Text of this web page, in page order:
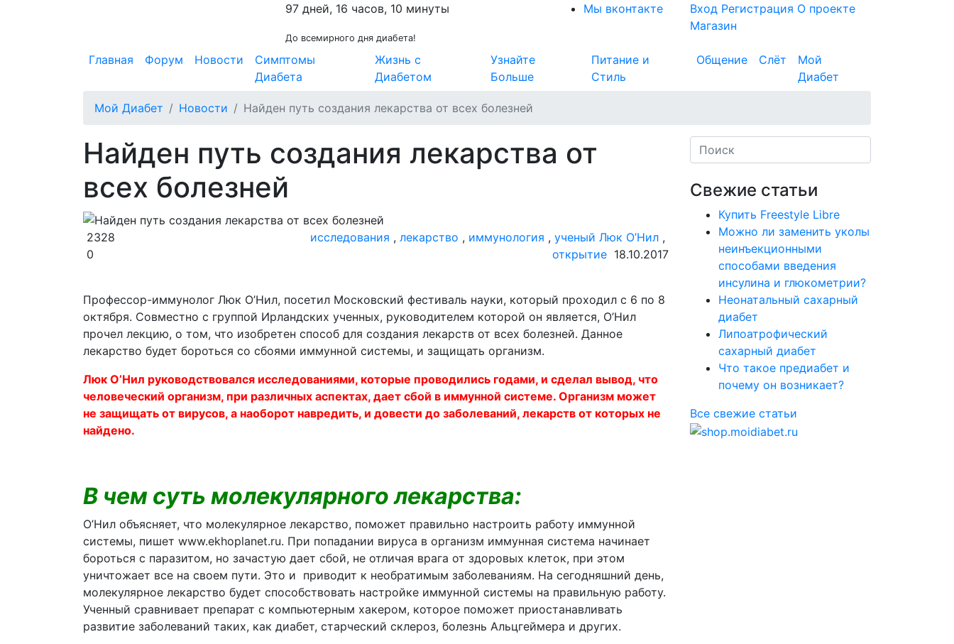
97 дней, 16 часов, 10 минуты
До всемирного дня диабета!
Мы вконтакте Вход Регистрация О проекте
Магазин
Главная Форум Новости
Симптомы
Диабета
Жизнь с
Диабетом
Узнайте
Больше
Питание и
Стиль
Общение Слёт
Мой
Диабет
Мой Диабет Новости Найден путь создания лекарства от всех болезней
Найден путь создания лекарства от
всех болезней
2328
0
исследования , лекарство , иммунология , ученый Люк О’Нил,
открытие 18.10.2017
Профессор-иммунолог Люк О’Нил, посетил Московский фестиваль науки, который проходил с 6 по 8
октября. Совместно с группой Ирландских ученных, руководителем которой он является, О’Нил
прочел лекцию, о том, что изобретен способ для создания лекарств от всех болезней. Данное
лекарство будет бороться со сбоями иммунной системы, и защищать организм.
Люк О’Нил руководствовался исследованиями, которые проводились годами, и сделал вывод, что
человеческий организм, при различных аспектах, дает сбой в иммунной системе. Организм может
не защищать от вирусов, а наоборот навредить, и довести до заболеваний, лекарств от которых не
найдено.
В чем суть молекулярного лекарства:
О’Нил объясняет, что молекулярное лекарство, поможет правильно настроить работу иммунной
системы, пишет www.ekhoplanet.ru. При попадании вируса в организм иммунная система начинает
бороться с паразитом, но зачастую дает сбой, не отличая врага от здоровых клеток, при этом
уничтожает все на своем пути. Это и приводит к необратимым заболеваниям. На сегодняшний день,
молекулярное лекарство будет способствовать настройке иммунной системы на правильную работу.
Ученный сравнивает препарат с компьютерным хакером, которое поможет приостанавливать
развитие заболеваний таких, как диабет, старческий склероз, болезнь Альцгеймера и других.
Свежие статьи
Купить Freestyle Libre
Можно ли заменить уколы
неинъекционными
способами введения
инсулина и глюкометрии?
Неонатальный сахарный
диабет
Липоатрофический
сахарный диабет
Что такое предиабет и
почему он возникает?
Все свежие статьи